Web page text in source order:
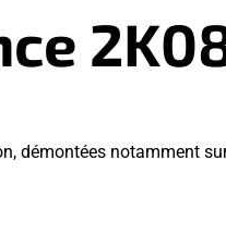
démontées notamment